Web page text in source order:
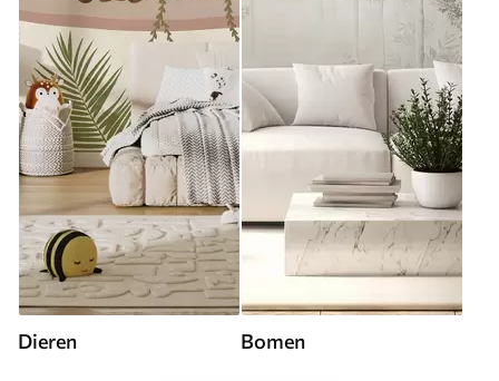
Dieren Bomen